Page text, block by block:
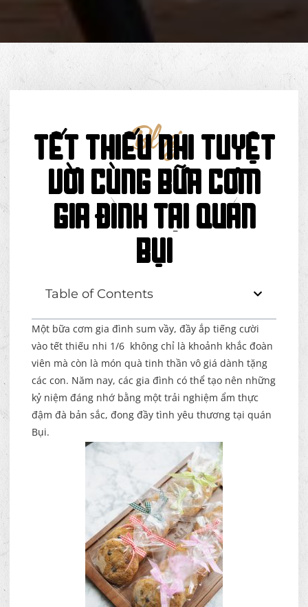
Blog
Tết Thiếu Nhi Tuyệt
Vời Cùng Bữa Cơm
Gia Đình Tại Quán
Bụi
Table of Contents
Một bữa cơm gia đình sum vầy, đầy ắp tiếng cười
vào tết thiếu nhi 1/6 không chỉ là khoảnh khắc đoàn
viên mà còn là món quà tinh thần vô giá dành tặng
các con. Năm nay, các gia đình có thể tạo nên những
kỷ niệm đáng nhớ bằng một trải nghiệm ẩm thực
đậm đà bản sắc, đong đầy tình yêu thương tại quán
Bụi.